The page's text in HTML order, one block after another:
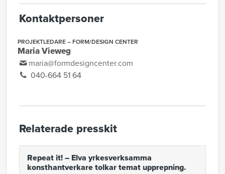
Kontaktpersoner
PROJEKTLEDARE – FORM/DESIGN CENTER
Maria Vieweg
maria@formdesigncenter.com
040-664 51 64
Relaterade presskit
Repeat it! – Elva yrkesverksamma
konsthantverkare tolkar temat upprepning.